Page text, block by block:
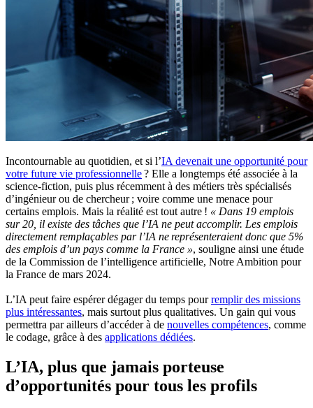
Incontournable au quotidien, et si l’IA devenait une opportunité pour
votre future vie professionnelle? Elle a longtemps été associée à la
science-fiction, puis plus récemment à des métiers très spécialisés
d’ingénieur ou de chercheur ; voire comme une menace pour
certains emplois. Mais la réalité est tout autre ! « Dans 19 emplois
sur 20, il existe des tâches que l’IA ne peut accomplir. Les emplois
directement remplaçables par l’IA ne représenteraient donc que 5%
des emplois d’un pays comme la France », souligne ainsi une étude
de la Commission de l’intelligence artificielle, Notre Ambition pour
la France de mars 2024.
L’IA peut faire espérer dégager du temps pourremplir des missions
plus intéressantes, mais surtout plus qualitatives. Un gain qui vous
permettra par ailleurs d’accéder à de nouvelles compétences, comme
le codage, grâce à des applications dédiées.
L’IA, plus que jamais porteuse
d’opportunités pour tous les profils